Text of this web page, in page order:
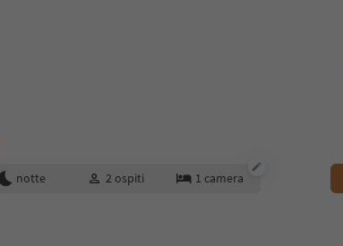
notte 2 ospiti 1 camera